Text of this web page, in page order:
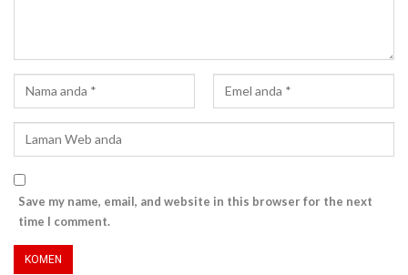
Save my name, email, and website in this browser for the next
time I comment.